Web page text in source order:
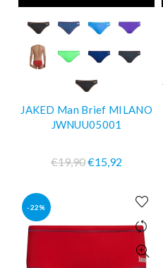
JAKED Man Brief MILANO
JWNUU05001
€19,90€15,92
-22%